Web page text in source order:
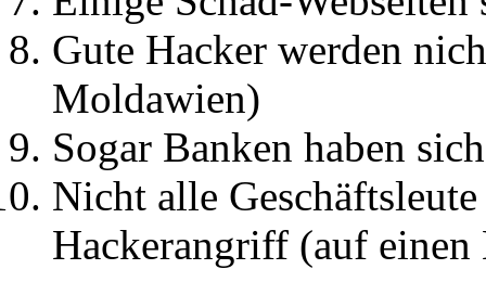
Gute Hacker werden
Moldawien)
Sogar Banken haben
Nicht alle
Hackerangriff (auf